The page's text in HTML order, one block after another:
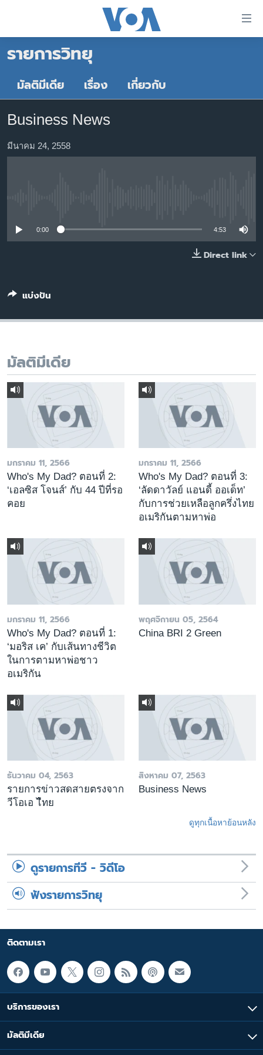
ต่อ
เนื้อหา
ข้าม
ไป
หน้า
การ
ค้นหา
หน้าหลัก
โลก
เอเชีย
สหรัฐฯ
ไทย
ไลฟ์สไตล์
พอดคาสต์
เลือกภาษา
รายการวิทยุ
มัลติมีเดีย เรื่อง เกี่ยวกับ
Business News
มีนาคม 24, 2558
0:00 4:53
Direct link
แบ่งปัน
มัลติมีเดีย
มกราคม 11, 2566
Who's My Dad? ตอนที่ 2:
‘เอลซิส โจนส์’ กับ 44 ปีที่รอ
คอย
มกราคม 11, 2566
Who's My Dad? ตอนที่ 3:
‘ลัดดาวัลย์ แอนดี้ ออเด็ท’
กับการช่วยเหลือลูกครึ่งไทย
อเมริกันตามหาพ่อ
มกราคม 11, 2566
Who's My Dad? ตอนที่ 1:
‘มอริส เค’ กับเส้นทางชีวิต
ในการตามหาพ่อชาว
อเมริกัน
พฤศจิกายน 05, 2564
China BRI 2 Green
ธันวาคม 04, 2563
รายการข่าวสดสายตรงจาก
วีโอเอ ไืทย
สิงหาคม 07, 2563
Business News
ดูทุกเนื้อหาย้อนหลัง
ดูรายการทีวี - วิดีโอ
ฟังรายการวิทยุ
ติดตามเรา
บริการของเรา
มัลติมีเดีย